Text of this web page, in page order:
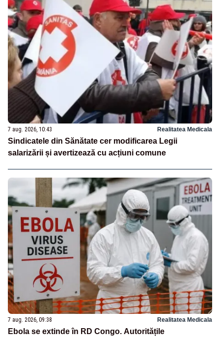
7 aug. 2026, 10:43 Realitatea Medicala
Sindicatele din Sănătate cer modificarea Legii
salarizării și avertizează cu acțiuni comune
7 aug. 2026, 09:38 Realitatea Medicala
Ebola se extinde în RD Congo. Autoritățile